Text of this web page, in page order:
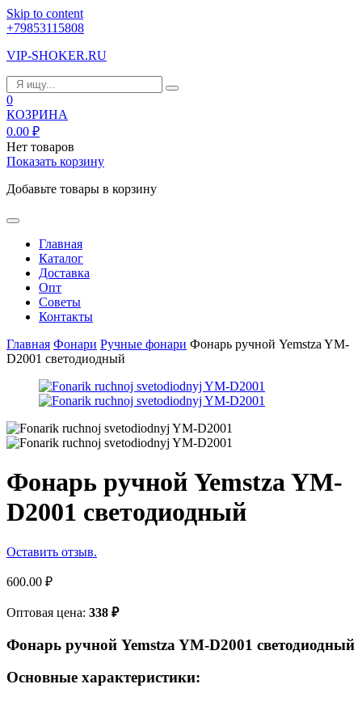
Skip to content
+79853115808
VIP-SHOKER.RU
0
КОЗРИНА
0.00 ₽
Нет товаров
Показать корзину
Добавьте товары в корзину
Главная
Каталог
Доставка
Опт
Советы
Контакты
Главная Фонари Ручные фонари Фонарь ручной Yemstza YM-
D2001 светодиодный
Фонарь ручной Yemstza YM-
D2001 светодиодный
Оставить отзыв.
600.00 ₽
Оптовая цена: 338 ₽
Фонарь ручной Yemstza YM-D2001 светодиодный
Основные характеристики: